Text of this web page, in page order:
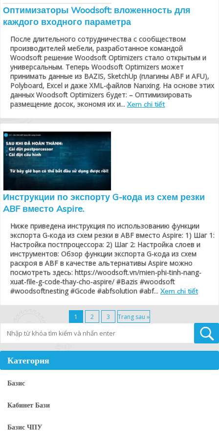
Оптимизаторы Woodsoft: вложенность для
каждого входного параметра
После длительного сотрудничества с сообществом
производителей мебели, разработанное командой
Woodsoft решение Woodsoft Optimizers стало открытым и
универсальным. Теперь Woodsoft Optimizers может
принимать данные из BAZIS, SketchUp (плагины ABF и AFU),
Polyboard, Excel и даже XML-файлов Nanxing. На основе этих
данных Woodsoft Optimizers будет: – Оптимизировать
размещение досок, экономя их и... Xem chi tiết
Инструкции по экспорту G-кода из схем резки
ABF вместо Aspire.
Ниже приведена инструкция по использованию функции
экспорта G-кода из схем резки в ABF вместо Aspire: 1) Шаг 1:
Настройка постпроцессора: 2) Шаг 2: Настройка слоев и
инструментов: Обзор функции экспорта G-кода из схем
раскроя в ABF в качестве альтернативы Aspire можно
посмотреть здесь: https://woodsoft.vn/mien-phi-tinh-nang-
xuat-file-g-code-thay-cho-aspire/ #Bazis #woodsoft
#woodsoftnesting #Gcode #abfsolution #abf... Xem chi tiết
1 2 3 Trang sau »
Категория
Базис
Кабинет Бази
Базис ЧПУ